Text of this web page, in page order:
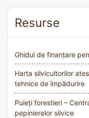
Resurse
Ghidul de finanțare
Harta silvicultorilor
tehnice de împădurire
Puieți forestieri –
pepinierelor silvice